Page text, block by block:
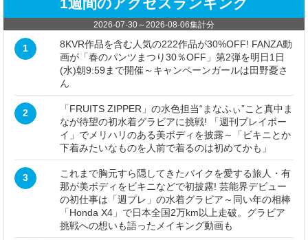
2026-07-30～2026-08-06集計分
1
8KVR作品を含む人気の222作品が30%OFF! FANZA動
画が「春のパンツまつり30％OFF」第2弾を明日1日
(水)朝9:59まで開催～キャンペーンガールは田野憂さ
ん
2
「FRUITS ZIPPER」の水色担当“まなふぃ”こと真中ま
なが待望の初水着グラビアに挑戦! 「週刊プレイボー
イ」でメリハリのある美ボディを披露～「ビキニとか
下着みたいなものを人前で着るのは初めてかも」
3
これまで胸元すら隠してきたバイクを愛する旅人・有
那が美ボディをビキニなどで初披露! 芸能界デビュー
の初仕事は「週プレ」の水着グラビア～同い年の相棒
「Honda X4」で日本全国2万km以上走破。グラビア
挑戦への想いも語ったメイキング動画も